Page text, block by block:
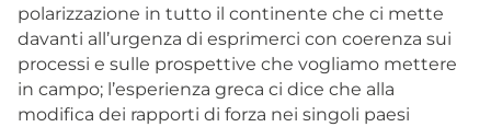
polarizzazione in tutto il continente che ci mette
davanti all’urgenza di esprimerci con coerenza sui
processi e sulle prospettive che vogliamo mettere
in campo; l’esperienza greca ci dice che alla
modifica dei rapporti di forza nei singoli paesi